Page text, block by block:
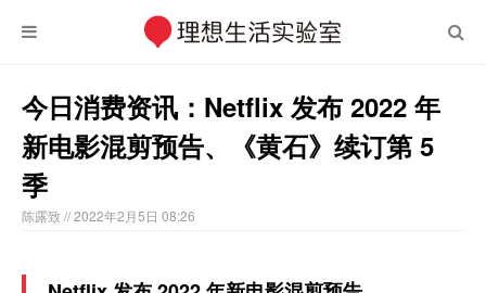
今日消费资讯：Netflix 发布 2022 年
新电影混剪预告、《黄石》续订第 5
季
陈露致// 2022年2月5日 08:26